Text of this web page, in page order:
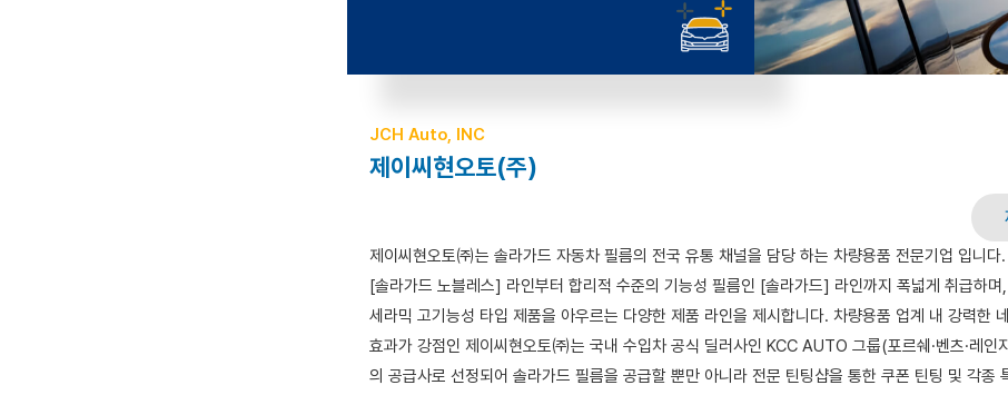
JCH Auto, INC
제이씨현오토(주)
제이씨현오토㈜는 솔라가드 자동차 필름의 전국 유통 채널을 담당 하는 차량용품 전문기업 입니다
[솔라가드 노블레스] 라인부터 합리적 수준의 기능성 필름인 [솔라가드] 라인까지 폭넓게 취급하며
세라믹 고기능성 타입 제품을 아우르는 다양한 제품 라인을 제시합니다. 차량용품 업계 내 강력한
효과가 강점인 제이씨현오토㈜는 국내 수입차 공식 딜러사인 KCC AUTO 그룹(포르쉐·벤츠·레인
의 공급사로 선정되어 솔라가드 필름을 공급할 뿐만 아니라 전문 틴팅샵을 통한 쿠폰 틴팅 및 각종